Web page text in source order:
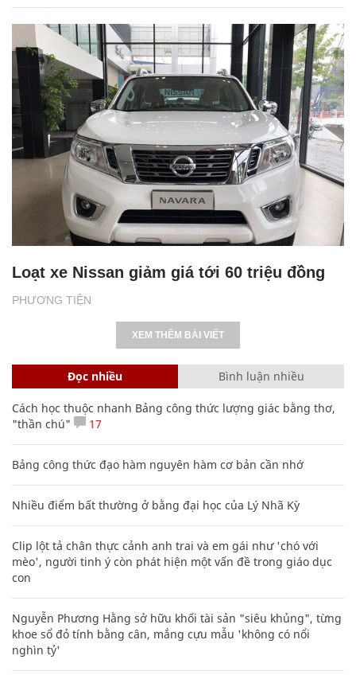
PHƯƠNG TIỆN
Loạt xe Nissan giảm giá tới 60 triệu đồng
XEM THÊM BÀI VIẾT
Đọc nhiều Bình luận nhiều
Cách học thuộc nhanh Bảng công thức lượng giác bằng thơ,
"thần chú"
17
Bảng công thức đạo hàm nguyên hàm cơ bản cần nhớ
Nhiều điểm bất thường ở bằng đại học của Lý Nhã Kỳ
Clip lột tả chân thực cảnh anh trai và em gái như 'chó với
mèo', người tinh ý còn phát hiện một vấn đề trong giáo dục
con
Nguyễn Phương Hằng sở hữu khối tài sản "siêu khủng", từng
khoe sổ đỏ tính bằng cân, mắng cựu mẫu 'không có nổi
nghìn tỷ'